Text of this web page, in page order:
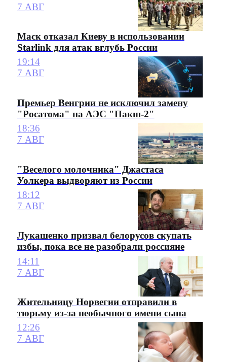
7 АВГ
Маск отказал Киеву в использовании
Starlink для атак вглубь России
19:14
7 АВГ
Премьер Венгрии не исключил замену
"Росатома" на АЭС "Пакш-2"
18:36
7 АВГ
"Веселого молочника" Джастаса
Уолкера выдворяют из России
18:12
7 АВГ
Лукашенко призвал белорусов скупать
избы, пока все не разобрали россияне
14:11
7 АВГ
Жительницу Норвегии отправили в
тюрьму из-за необычного имени сына
12:26
7 АВГ